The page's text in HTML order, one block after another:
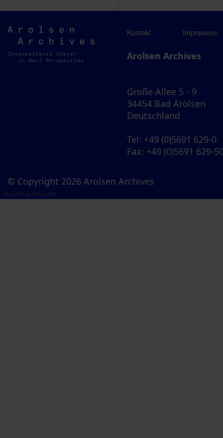
Arolsen
Archives
Kontakt Impressum
Arolsen Archives
Große Allee 5 - 9
34454 Bad Arolsen
Deutschland
Tel: +49 (0)5691 629-0
Fax: +49 (0)5691 629-
© Copyright 2026 Arolsen Archives
Visual Library Server 2026